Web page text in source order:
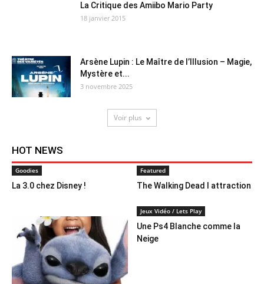
La Critique des Amiibo Mario Party
18 janvier 2015
Arsène Lupin : Le Maître de l’Illusion – Magie,
Mystère et...
3 novembre 2025
Voir plus
HOT NEWS
Goodies
La 3.0 chez Disney !
Featured
The Walking Dead l attraction
Jeux Vidéo / Lets Play
Une Ps4 Blanche comme la
Neige